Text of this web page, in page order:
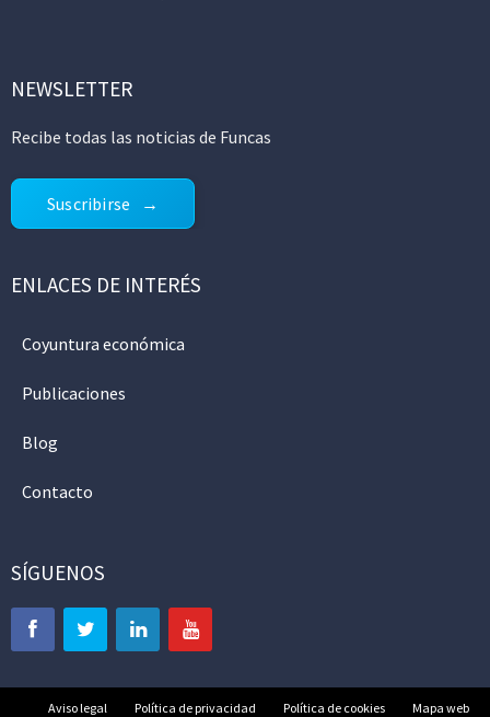
NEWSLETTER
Recibe todas las noticias de Funcas
Suscribirse
ENLACES DE INTERÉS
Coyuntura económica
Publicaciones
Blog
Contacto
SÍGUENOS
Aviso legal Política de privacidad Política de cookies Mapa web